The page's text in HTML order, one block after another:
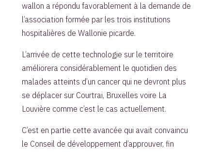
wallon a répondu favorablement à la demande de
l’association formée par les trois institutions
hospitalières de Wallonie picarde.
L’arrivée de cette technologie sur le territoire
améliorera considérablement le quotidien des
malades atteints d’un cancer qui ne devront plus
se déplacer sur Courtrai, Bruxelles voire La
Louvière comme c’est le cas actuellement.
C’est en partie cette avancée qui avait convaincu
le Conseil de développement d’approuver, fin